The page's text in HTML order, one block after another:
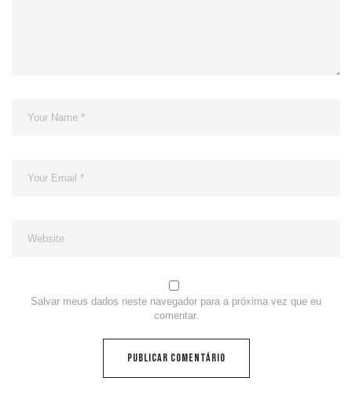
Salvar meus dados neste navegador para a próxima vez que eu
comentar.